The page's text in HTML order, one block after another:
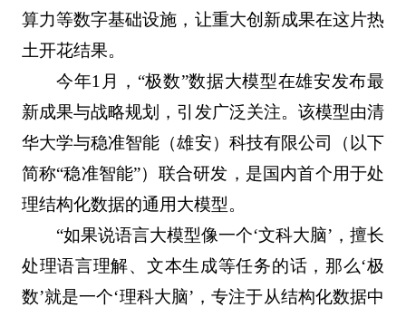
算力等数字基础设施，让重大创新成果在这片热
土开花结果。
今年1月，“极数”数据大模型在雄安发布最
新成果与战略规划，引发广泛关注。该模型由清
华大学与稳准智能（雄安）科技有限公司（以下
简称“稳准智能”）联合研发，是国内首个用于处
理结构化数据的通用大模型。
“如果说语言大模型像一个‘文科大脑’，擅长
处理语言理解、文本生成等任务的话，那么‘极
数’就是一个‘理科大脑’，专注于从结构化数据中